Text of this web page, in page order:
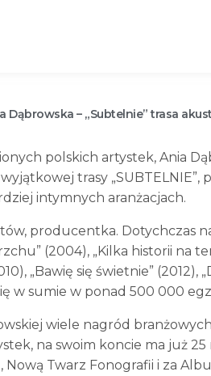
Dąbrowska – „Subtelnie” trasa
polskich artystek, Ania
trasy
intymnych aranżacjach.
producentka. Dotychczas
(2004), „Kilka historii na
„Bawię się świetnie” (2012),
w sumie w ponad 500 000
wiele nagród
na swoim koncie ma już
Twarz Fonografii i za